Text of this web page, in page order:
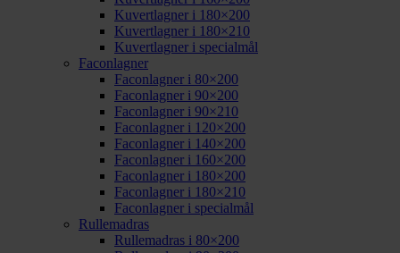
Kuvertlagner i 180×200
Kuvertlagner i 180×210
Kuvertlagner i specialmål
Faconlagner
Faconlagner i 80×200
Faconlagner i 90×200
Faconlagner i 90×210
Faconlagner i 120×200
Faconlagner i 140×200
Faconlagner i 160×200
Faconlagner i 180×200
Faconlagner i 180×210
Faconlagner i specialmål
Rullemadras
Rullemadras i 80×200